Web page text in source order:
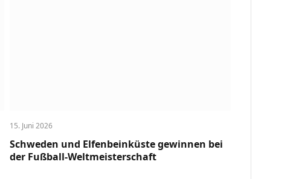
15. Juni 2026
Schweden und Elfenbeinküste gewinnen bei
der Fußball-Weltmeisterschaft